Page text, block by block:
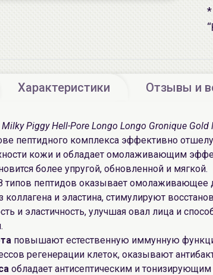
Характеристики Отзывы и
Milky Piggy Hell-Pore Longo Longo Gronique Gold
пептидного комплекса эффективно
кожи и обладает омолаживающим
более упругой, обновленной и мягкой.
типов пептидов оказывает омолаживающее
коллагена и эластина, стимулируют
и эластичность, улучшая овал лица и
повышают естественную иммунную
регенерации клеток, оказывают
обладает антисептическим и